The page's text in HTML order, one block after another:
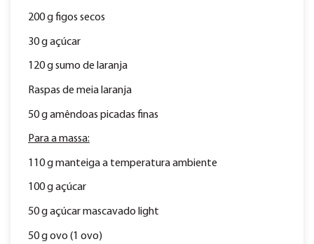
200 g figos secos
30 g açúcar
120 g sumo de laranja
Raspas de meia laranja
50 g amêndoas picadas finas
Para a massa:
110 g manteiga a temperatura ambiente
100 g açúcar
50 g açúcar mascavado light
50 g ovo (1 ovo)